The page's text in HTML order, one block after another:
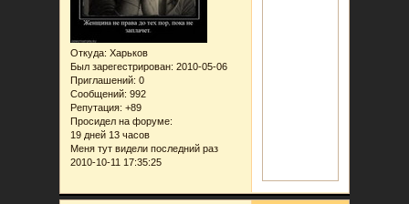
Откуда: Харьков
Был зарегестрирован: 2010-05-06
Приглашений: 0
Сообщений: 992
Репутация: +89
Просидел на форуме:
19 дней 13 часов
Меня тут видели последний раз
2010-10-11 17:35:25